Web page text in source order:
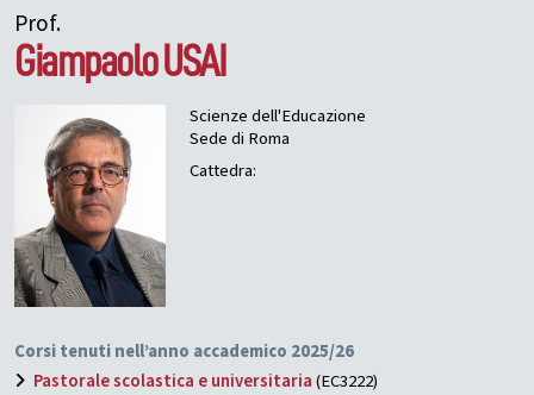
Prof.
GiampaoloUSAI
Scienze dell'Educazione
Sede di Roma
Cattedra:
Corsi tenuti nell’anno accademico 2025/26
Pastorale scolastica e universitaria(EC3222)